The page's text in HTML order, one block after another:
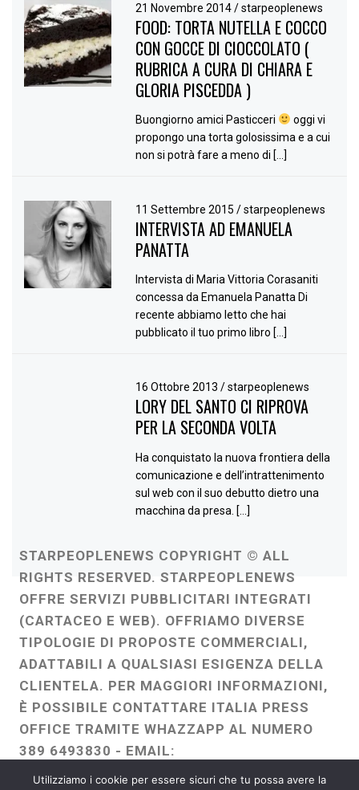
21 Novembre 2014/ starpeoplenews
FOOD: TORTA NUTELLA E COCCO
CON GOCCE DI CIOCCOLATO (
RUBRICA A CURA DI CHIARA E
GLORIA PISCEDDA )
Buongiorno amici Pasticceri
oggi vi
propongo una torta golosissima e a cui
non si potrà fare a meno di […]
11 Settembre 2015/ starpeoplenews
INTERVISTA AD EMANUELA
PANATTA
Intervista di Maria Vittoria Corasaniti
concessa da Emanuela Panatta Di
recente abbiamo letto che hai
pubblicato il tuo primo libro […]
16 Ottobre 2013/ starpeoplenews
LORY DEL SANTO CI RIPROVA
PER LA SECONDA VOLTA
Ha conquistato la nuova frontiera della
comunicazione e dell’intrattenimento
sul web con il suo debutto dietro una
macchina da presa. […]
STARPEOPLENEWS COPYRIGHT © ALL
RIGHTS RESERVED. STARPEOPLENEWS
OFFRE SERVIZI PUBBLICITARI INTEGRATI
(CARTACEO E WEB). OFFRIAMO DIVERSE
TIPOLOGIE DI PROPOSTE COMMERCIALI,
ADATTABILI A QUALSIASI ESIGENZA DELLA
CLIENTELA. PER MAGGIORI INFORMAZIONI,
È POSSIBILE CONTATTARE ITALIA PRESS
OFFICE TRAMITE WHAZZAPP AL NUMERO
389 6493830 - EMAIL:
ITALIAPRESSOFFICE@GMAIL.COM
Utilizziamo i cookie per essere sicuri che tu possa avere la